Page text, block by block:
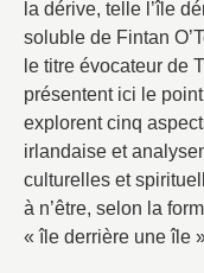
la dérive, telle l’île
soluble de Fintan
le titre évocateur de
présentent ici le
explorent cinq
irlandaise et
culturelles et
à n’être, selon la
« île derrière une île